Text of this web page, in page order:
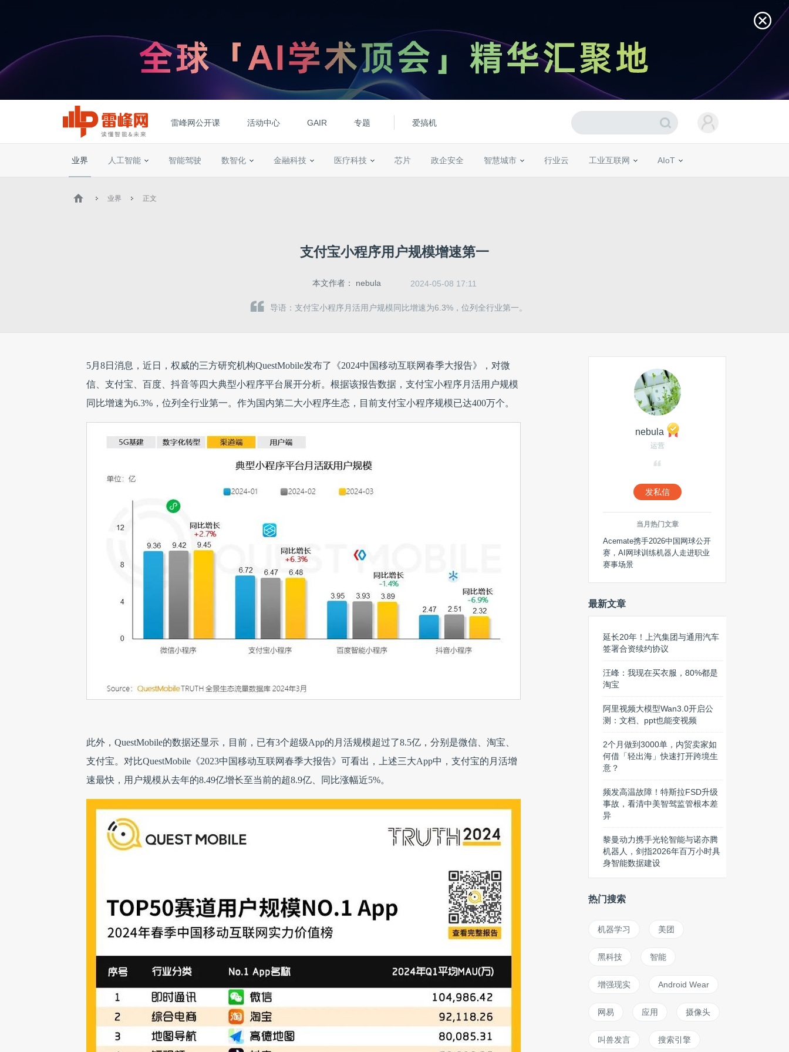
雷峰网公开课 活动中心 GAIR 专题 爱搞机
业界 人工智能 智能驾驶 数智化 金融科技 医疗科技 芯片 政企安全 智慧城市 行业云 工业互联网 AIoT
业界 正文
支付宝小程序用户规模增速第一
本文作者： nebula 2024-05-08 17:11
导语：支付宝小程序月活用户规模同比增速为6.3%，位列全行业第一。
5月8日消息，近日，权威的三方研究机构QuestMobile发布了《2024中国移动互联网春季大报告》，对微
信、支付宝、百度、抖音等四大典型小程序平台展开分析。根据该报告数据，支付宝小程序月活用户规模
同比增速为6.3%，位列全行业第一。作为国内第二大小程序生态，目前支付宝小程序规模已达400万个。
此外，QuestMobile的数据还显示，目前，已有3个超级App的月活规模超过了8.5亿，分别是微信、淘宝、
支付宝。对比QuestMobile《2023中国移动互联网春季大报告》可看出，上述三大App中，支付宝的月活增
速最快，用户规模从去年的8.49亿增长至当前的超8.9亿、同比涨幅近5%。
nebula
运营
发私信
当月热门文章
Acemate携手2026中国网球公开
赛，AI网球训练机器人走进职业
赛事场景
最新文章
延长20年！上汽集团与通用汽车
签署合资续约协议
汪峰：我现在买衣服，80%都是
淘宝
阿里视频大模型Wan3.0开启公
测：文档、ppt也能变视频
2个月做到3000单，内贸卖家如
何借「轻出海」快速打开跨境生
意？
频发高温故障！特斯拉FSD升级
事故，看清中美智驾监管根本差
异
黎曼动力携手光轮智能与诺亦腾
机器人，剑指2026年百万小时具
身智能数据建设
热门搜索
机器学习 美团
黑科技 智能
增强现实 Android Wear
网易 应用 摄像头
叫兽发言 搜索引擎